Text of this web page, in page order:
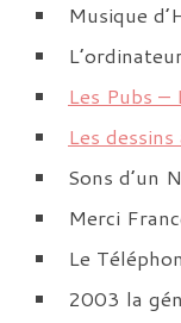
Musique
Les Pubs
Les
Sons d’un
Merci
Le
2003 la